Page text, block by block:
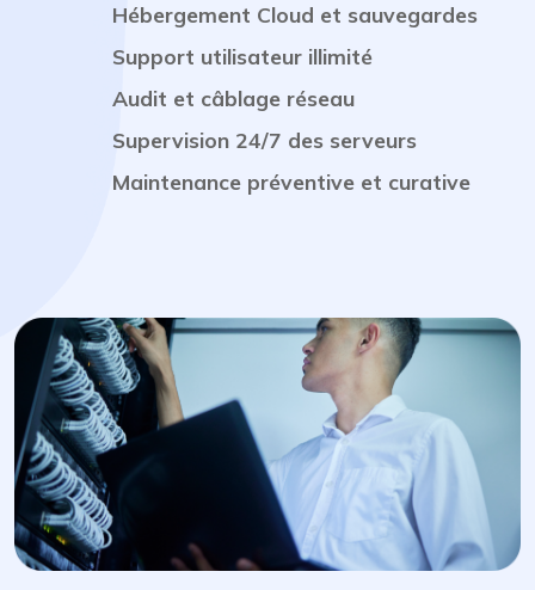
Hébergement Cloud et sauvegardes
Support utilisateur illimité
Audit et câblage réseau
Supervision 24/7 des serveurs
Maintenance préventive et curative